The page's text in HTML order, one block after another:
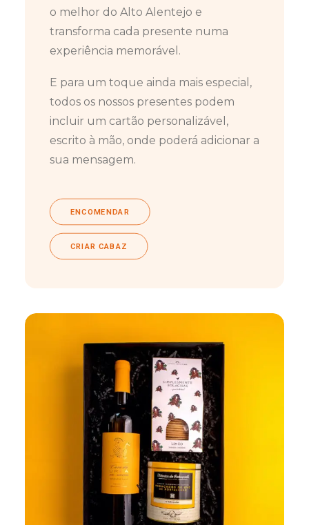
o melhor do Alto Alentejo e
transforma cada presente numa
experiência memorável.
E para um toque ainda mais especial,
todos os nossos presentes podem
incluir um cartão personalizável,
escrito à mão, onde poderá adicionar a
sua mensagem.
ENCOMENDAR
CRIAR CABAZ